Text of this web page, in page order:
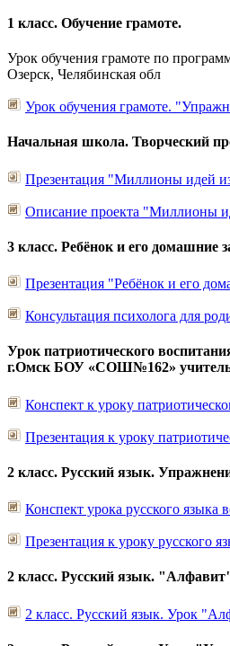
1 класс. Обучение грамоте.
Урок обучения грамоте по
Озерск, Челябинская обл
Урок обучения грамоте.
Начальная школа. Творческий
Презентация "Миллионы идей
Описание проекта "Миллионы
3 класс. Ребёнок и его
Презентация "Ребёнок и его
Консультация психолога для
Урок патриотического
г.Омск БОУ «СОШ№162» учитель
Конспект к уроку
Презентация к уроку
2 класс. Русский язык.
Конспект урока русского
Презентация к уроку русского
2 класс. Русский язык.
2 класс. Русский язык. Урок